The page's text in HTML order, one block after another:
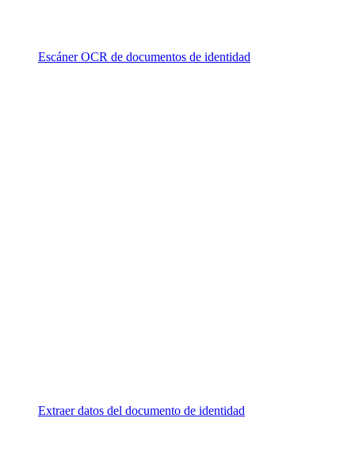
Escáner OCR de documentos de identidad
Extraer datos del documento de identidad